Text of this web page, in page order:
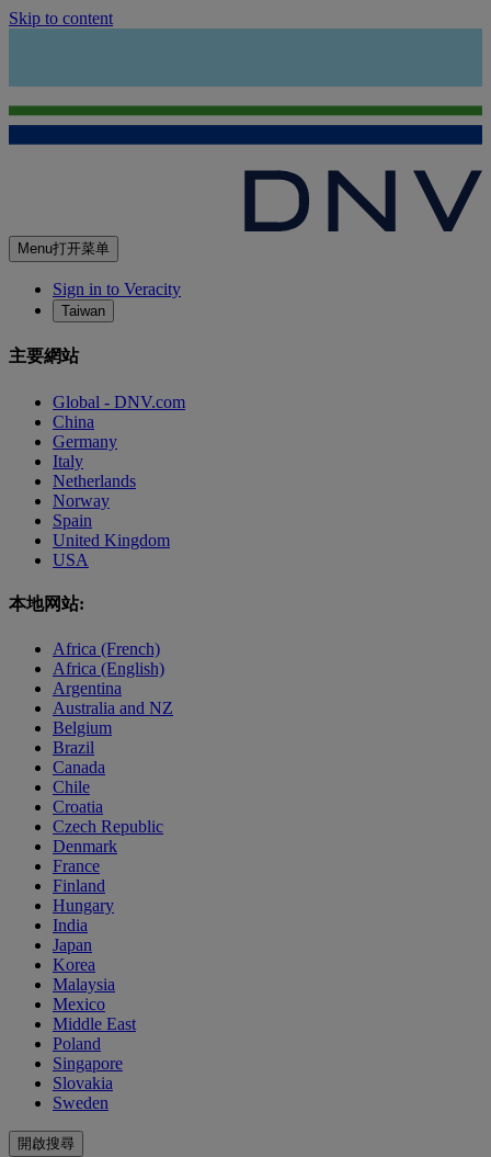
Skip to content
Menu打开菜单
Sign in to Veracity
Taiwan
主要網站
Global - DNV.com
China
Germany
Italy
Netherlands
Norway
Spain
United Kingdom
USA
本地网站:
Africa (French)
Africa (English)
Argentina
Australia and NZ
Belgium
Brazil
Canada
Chile
Croatia
Czech Republic
Denmark
France
Finland
Hungary
India
Japan
Korea
Malaysia
Mexico
Middle East
Poland
Singapore
Slovakia
Sweden
開啟搜尋